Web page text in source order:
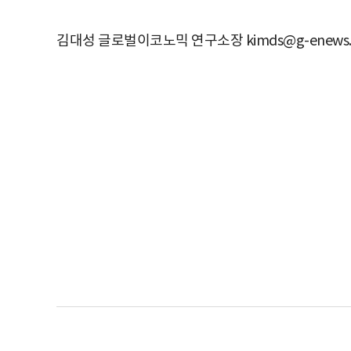
김대성 글로벌이코노믹 연구소장 kimds@g-